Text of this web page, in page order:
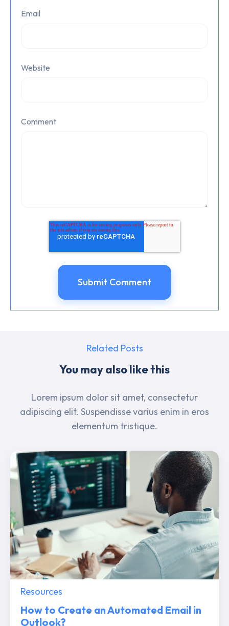
Email
Website
Comment
Related Posts
You may also like this
Lorem ipsum dolor sit amet, consectetur
adipiscing elit. Suspendisse varius enim in eros
elementum tristique.
Resources
How to Create an Automated Email in
Outlook?